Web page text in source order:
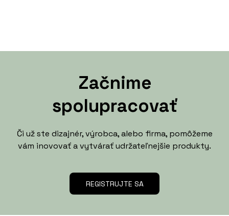
Začnime
spolupracovať
Či už ste dizajnér, výrobca, alebo firma, pomôžeme
vám inovovať a vytvárať udržateľnejšie produkty.
REGISTRUJTE SA